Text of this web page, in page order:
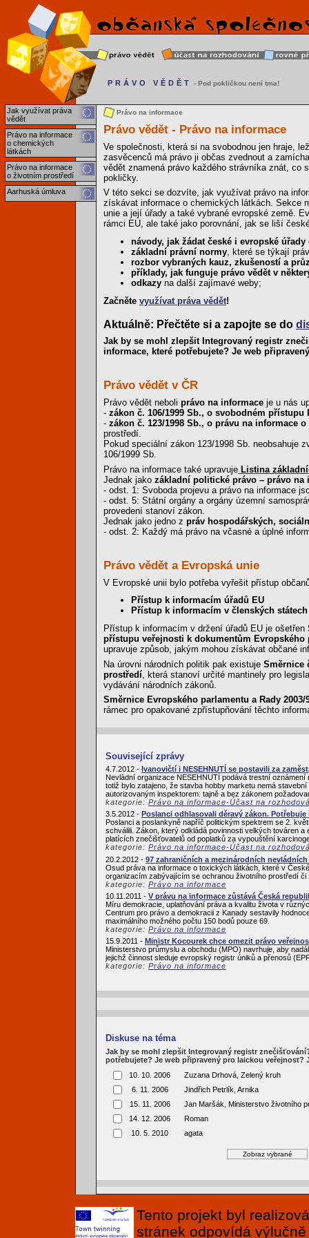
Jak využívat práva
vědět
Právo na informace
o chemických
látkách
Právo na informace
o životním prostředí
Aarhuská úmluva
PRÁVO VĚDĚT - Pod pokličkou není tma!
Právo na informace
Právo vědět - Právo na informace
Ve společnosti, která si na svobodnou jen hraje,
zasvěcenců má právo ji občas zvednout a
vědět znamená právo každého strávníka znát, co
pokličky.
V této sekci se dozvíte, jak využívat právo na
získávat informace o chemických látkách. Sekce
unie a její úřady a také vybrané evropské země.
rámci EU, ale také jako porovnání, jak se liší
návody, jak žádat české i evropské
základní právní normy , které se týkají
rozbor vybraných kauz, zkušeností a
příklady, jak funguje právo vědět v
odkazy na další zajímavé weby;
Začněte využívat práva vědět!
Aktuálně: Přečtěte si a zapojte se do
Jak by se mohl zlepšit Integrovaný registr
informace, které potřebujete? Je web
Právo vědět v ČR
Právo vědět neboli právo na informace je u nás
- zákon č. 106/1999 Sb., o svobodném přístupu
- zákon č. 123/1998 Sb., o právu na informace
prostředí.
Pokud speciální zákon 123/1998 Sb. neobsahuje
106/1999 Sb.
Právo na informace také upravuje Listina
Jednak jako základní politické právo – právo na
- odst. 1: Svoboda projevu a právo na informace
- odst. 5: Státní orgány a orgány územní
provedení stanoví zákon.
Jednak jako jedno z práv hospodářských,
- odst. 2: Každý má právo na včasné a úplné
Právo vědět a Evropská unie
V Evropské unii bylo potřeba vyřešit přístup
Přístup k informacím úřadů EU
Přístup k informacím v členských státech
Přístup k informacím v držení úřadů EU je ošetřen
přístupu veřejnosti k dokumentům
upravuje způsob, jakým mohou získávat občané
Na úrovni národních politik pak existuje Směrnice
prostředí , která stanoví určité mantinely pro
vydávání národních zákonů.
Směrnice Evropského parlamentu a Rady
rámec pro opakované zpřístupňování těchto
Související zprávy
4.7.2012 - Ivanovičtí i NESEHNUTÍ se postavili za
Nevládní organizace NESEHNUTÍ podává trestní
totiž bylo zatajeno, že stavba hobby marketu nemá
autorizovaným inspektorem: tajně a bez zákonem
kategorie: Právo na informace-Účast na
3.5.2012 - Poslanci odhlasovali děravý zákon. Potřebuje
Poslanci a poslankyně napříč politickým spektrem se 2.
schválili. Zákon, který odkládá povinnosti velkých továren
platících znečišťovatelů od poplatků za vypouštění
kategorie: Právo na informace-Účast na
20.2.2012 - 97 zahraničních a mezinárodních
Osud práva na informace o toxických látkách, které v
organizacím zabývajícím se ochranou životního prostředí či
kategorie: Právo na informace
10.11.2011 - V právu na informace zůstává Česká
Míru demokracie, uplatňování práva a kvalitu života v
Centrum pro právo a demokracii z Kanady sestavily
maximálního možného počtu 150 bodů pouze 69.
kategorie: Právo na informace
15.9.2011 - Ministr Kocourek chce omezit právo
Ministerstvo průmyslu a obchodu (MPO) navrhuje, aby
jejichž činnost sleduje evropský registr úniků a přenosů
kategorie: Právo na informace
Diskuse na téma
Jak by se mohl zlepšit Integrovaný registr
potřebujete? Je web připravený pro laickou veřejnost?
10. 10. 2006
Zuzana Drhová, Zelený kruh
6. 11. 2006
Jindřich Petrlík, Arnika
15. 11. 2006
Jan Maršák, Ministerstvo životního
14. 12. 2006
Roman
10. 5. 2010
agata
Tento projekt byl
stránek odpovídá